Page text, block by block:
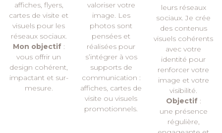
affiches, flyers,
cartes de visite et
visuels pour les
réseaux sociaux.
Mon objectif:
vous offrir un
design cohérent,
impactant et sur-
mesure.
valoriser votre
image. Les
photos sont
pensées et
réalisées pour
s’intégrer à vos
supports de
communication :
affiches, cartes de
visite ou visuels
promotionnels.
leurs réseaux
sociaux. Je crée
des contenus
visuels cohérents
avec votre
identité pour
renforcer votre
image et votre
visibilité.
Objectif :
une présence
régulière,